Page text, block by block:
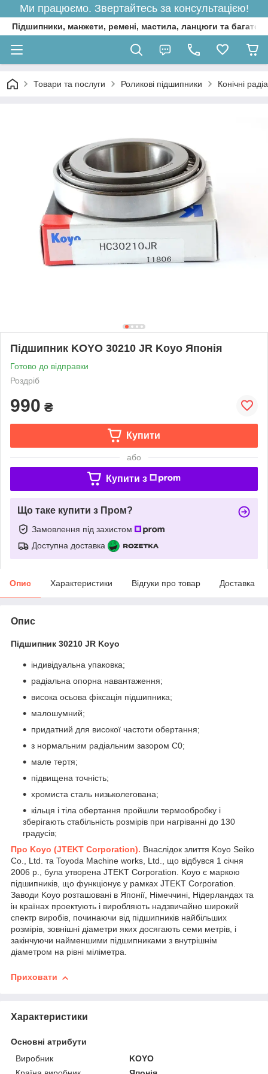
Ми працюємо. Звертайтесь за консультацією!
Підшипники, манжети, ремені, мастила, ланцюги та багато
Товари та послуги Роликові підшипники Конічні
Підшипник KOYO 30210 JR Koyo Японія
Готово до відправки
Роздріб
990 ₴
Купити
або
Купити з
Що таке купити з Пром?
Замовлення під захистом
Доступна доставка
Опис Характеристики Відгуки про товар Доставка
Опис
Підшипник 30210 JR Koyo
індивідуальна упаковка;
радіальна опорна навантаження;
висока осьова фіксація підшипника;
малошумний;
придатний для високої частоти обертання;
з нормальним радіальним зазором С0;
мале тертя;
підвищена точність;
хромиста сталь низьколегована;
кільця і тіла обертання пройшли термообробку і
зберігають стабільність розмірів при нагріванні до 130
градусів;
Про Koyo (JTEKT Corporation). Внаслідок злиття Koyo Seiko
Co., Ltd. та Toyoda Machine works, Ltd., що відбувся 1 січня
2006 р., була утворена JTEKT Corporation. Koyo є маркою
підшипників, що функціонує у рамках JTEKT Corporation.
Заводи Koyo розташовані в Японії, Німеччині, Нідерландах та
ін країнах проектують і виробляють надзвичайно широкий
спектр виробів, починаючи від підшипників найбільших
розмірів, зовнішні діаметри яких досягають семи метрів, і
закінчуючи найменшими підшипниками з внутрішнім
діаметром на рівні міліметра.
Приховати
Характеристики
Основні атрибути
Виробник
KOYO